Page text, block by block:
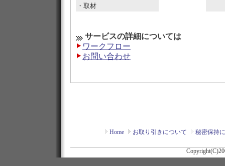
・取材
サービスの詳細については
ワークフロー
お問い合わせ
Home お取り引きについて 秘密保持